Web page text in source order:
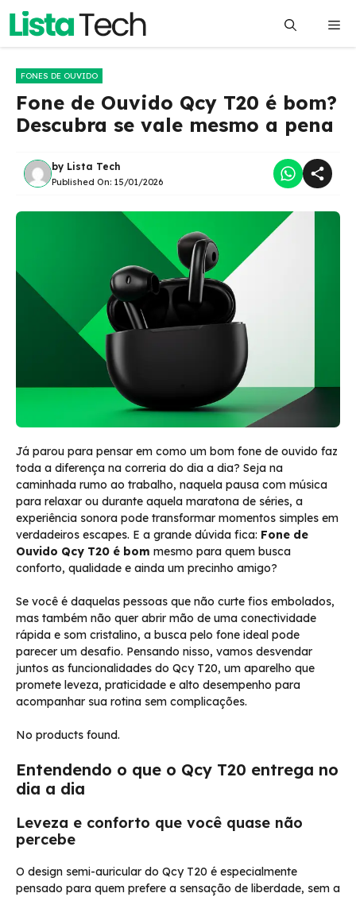
Pular
o
FONES DE OUVIDO
Fone de Ouvido Qcy T20 é bom?
Descubra se vale mesmo a pena
by Lista Tech
Published On: 15/01/2026
Já parou para pensar em como um bom fone de ouvido faz
toda a diferença na correria do dia a dia? Seja na
caminhada rumo ao trabalho, naquela pausa com música
para relaxar ou durante aquela maratona de séries, a
experiência sonora pode transformar momentos simples em
verdadeiros escapes. E a grande dúvida fica: Fone de
Ouvido Qcy T20 é bom mesmo para quem busca
conforto, qualidade e ainda um precinho amigo?
Se você é daquelas pessoas que não curte fios embolados,
mas também não quer abrir mão de uma conectividade
rápida e som cristalino, a busca pelo fone ideal pode
parecer um desafio. Pensando nisso, vamos desvendar
juntos as funcionalidades do Qcy T20, um aparelho que
promete leveza, praticidade e alto desempenho para
acompanhar sua rotina sem complicações.
No products found.
Entendendo o que o Qcy T20 entrega no
dia a dia
Leveza e conforto que você quase não
percebe
O design semi-auricular do Qcy T20 é especialmente
pensado para quem prefere a sensação de liberdade, sem a